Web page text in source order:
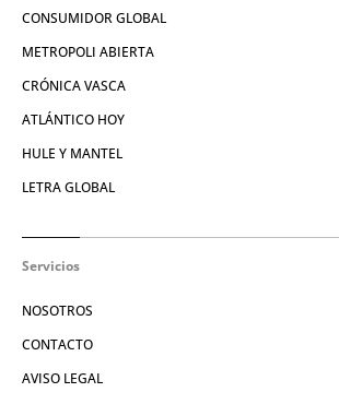
CONSUMIDOR GLOBAL
METROPOLI ABIERTA
CRÓNICA VASCA
ATLÁNTICO HOY
HULE Y MANTEL
LETRA GLOBAL
Servicios
NOSOTROS
CONTACTO
AVISO LEGAL